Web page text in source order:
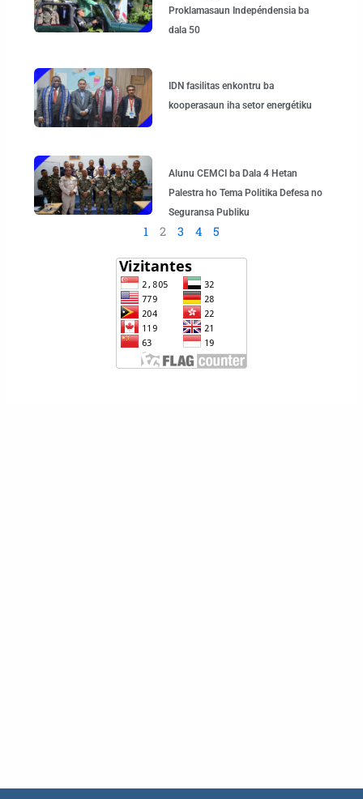
Proklamasaun Indepéndensia ba
dala 50
IDN fasilitas enkontru ba
kooperasaun iha setor energétiku
Alunu CEMCI ba Dala 4 Hetan
Palestra ho Tema Politika Defesa no
Seguransa Publiku
1 2 3 4 5